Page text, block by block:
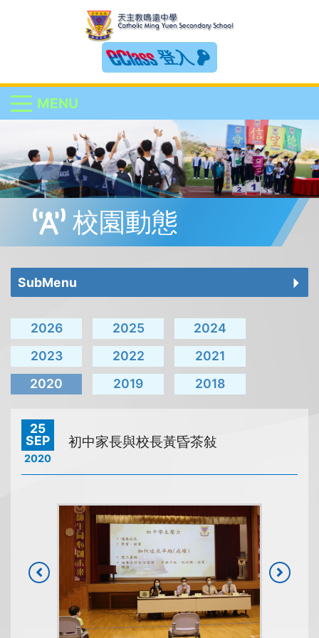
登入
MENU
校園動態
SubMenu
2026 2025
2024
2023
2022
2021
2020
2019 2018
25
SEP
2020
初中家長與校長黃昏茶敍